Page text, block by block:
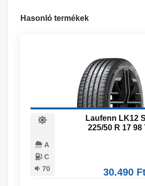
Hasonló termékek
A
C
70
Laufenn LK12
225/50 R 17 98
30.490